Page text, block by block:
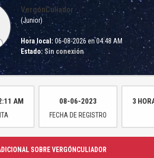
VergónCuliador
(Junior)
Hora local: 06-08-2026 en 04:48 AM
Estado: Sin conexión
AM 08-06-2023
FECHA DE REGISTRO
3
SOBRE VERGÓNCULIADOR